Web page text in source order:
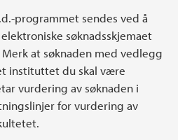
programmet sendes ved å
søknadsskjemaet
at søknaden med vedlegg
instituttet du skal være
vurdering av søknaden i
for vurdering av